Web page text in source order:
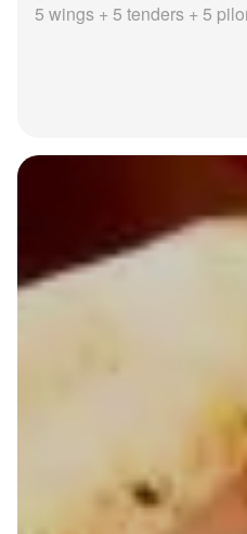
5 wings + 5 tenders + 5